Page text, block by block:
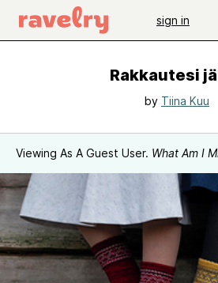
sign in
Rakkautesi
by Tiina Kuu
Viewing As A Guest User. What Am I